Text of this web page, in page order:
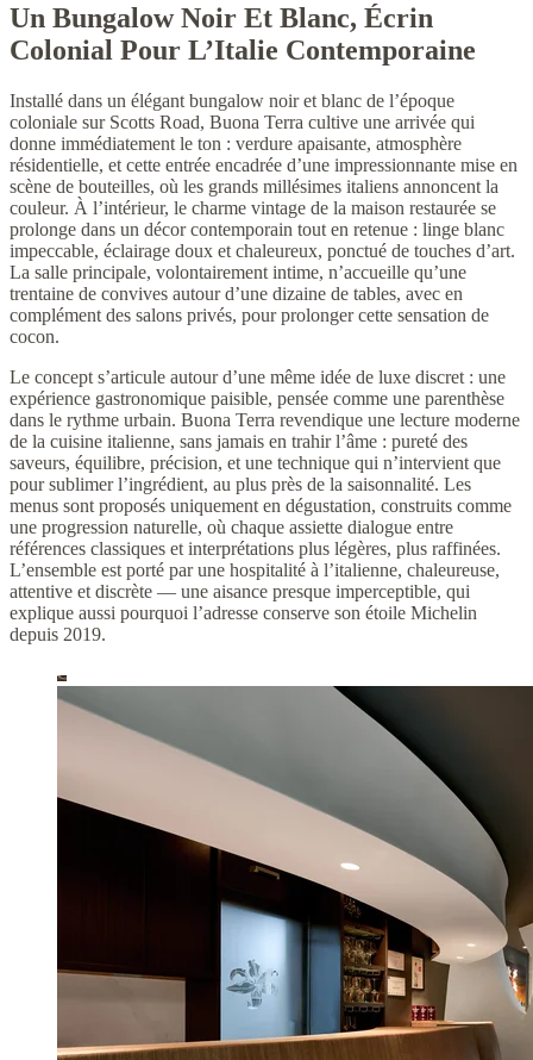
Un Bungalow Noir Et Blanc, Écrin
Colonial Pour L’Italie Contemporaine
Installé dans un élégant bungalow noir et blanc de l’époque
coloniale sur Scotts Road, Buona Terra cultive une arrivée qui
donne immédiatement le ton : verdure apaisante, atmosphère
résidentielle, et cette entrée encadrée d’une impressionnante mise en
scène de bouteilles, où les grands millésimes italiens annoncent la
couleur. À l’intérieur, le charme vintage de la maison restaurée se
prolonge dans un décor contemporain tout en retenue : linge blanc
impeccable, éclairage doux et chaleureux, ponctué de touches d’art.
La salle principale, volontairement intime, n’accueille qu’une
trentaine de convives autour d’une dizaine de tables, avec en
complément des salons privés, pour prolonger cette sensation de
cocon.
Le concept s’articule autour d’une même idée de luxe discret : une
expérience gastronomique paisible, pensée comme une parenthèse
dans le rythme urbain. Buona Terra revendique une lecture moderne
de la cuisine italienne, sans jamais en trahir l’âme : pureté des
saveurs, équilibre, précision, et une technique qui n’intervient que
pour sublimer l’ingrédient, au plus près de la saisonnalité. Les
menus sont proposés uniquement en dégustation, construits comme
une progression naturelle, où chaque assiette dialogue entre
références classiques et interprétations plus légères, plus raffinées.
L’ensemble est porté par une hospitalité à l’italienne, chaleureuse,
attentive et discrète — une aisance presque imperceptible, qui
explique aussi pourquoi l’adresse conserve son étoile Michelin
depuis 2019.